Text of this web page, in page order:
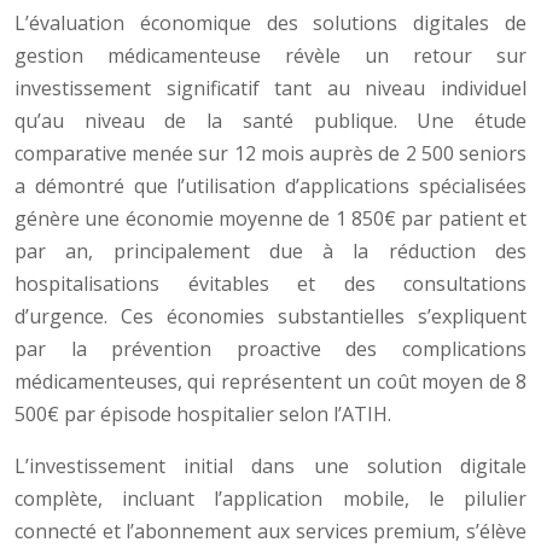
L’évaluation économique des solutions digitales de
gestion médicamenteuse révèle un retour sur
investissement significatif tant au niveau individuel
qu’au niveau de la santé publique. Une étude
comparative menée sur 12 mois auprès de 2 500 seniors
a démontré que l’utilisation d’applications spécialisées
génère une économie moyenne de 1 850€ par patient et
par an, principalement due à la réduction des
hospitalisations évitables et des consultations
d’urgence. Ces économies substantielles s’expliquent
par la prévention proactive des complications
médicamenteuses, qui représentent un coût moyen de 8
500€ par épisode hospitalier selon l’ATIH.
L’investissement initial dans une solution digitale
complète, incluant l’application mobile, le pilulier
connecté et l’abonnement aux services premium, s’élève